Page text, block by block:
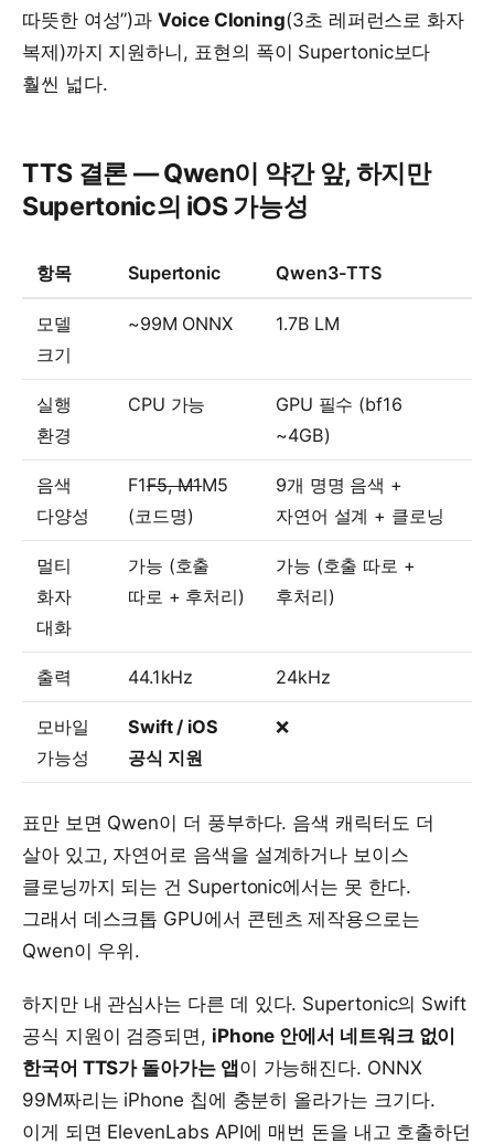
따뜻한 여성”)과Voice Cloning(3초 레퍼런스로 화자
복제)까지 지원하니, 표현의 폭이 Supertonic보다
훨씬 넓다.
TTS 결론 — Qwen이 약간 앞, 하지만
Supertonic의 iOS 가능성
항목 Supertonic Qwen3-TTS
모델
크기
~99M ONNX 1.7B LM
실행
환경
CPU 가능
GPU 필수 (bf16
~4GB)
음색
다양성
F1F5, M1M5
(코드명)
9개 명명 음색 +
자연어 설계 + 클로닝
멀티
화자
대화
가능 (호출
따로 + 후처리)
가능 (호출 따로 +
후처리)
출력 44.1kHz 24kHz
모바일
가능성
Swift / iOS
공식 지원
❌
표만 보면 Qwen이 더 풍부하다. 음색 캐릭터도 더
살아 있고, 자연어로 음색을 설계하거나 보이스
클로닝까지 되는 건 Supertonic에서는 못 한다.
그래서 데스크톱 GPU에서 콘텐츠 제작용으로는
Qwen이 우위.
하지만 내 관심사는 다른 데 있다. Supertonic의 Swift
공식 지원이 검증되면, iPhone 안에서 네트워크 없이
한국어 TTS가 돌아가는 앱이 가능해진다. ONNX
99M짜리는 iPhone 칩에 충분히 올라가는 크기다.
이게 되면 ElevenLabs API에 매번 돈을 내고 호출하던